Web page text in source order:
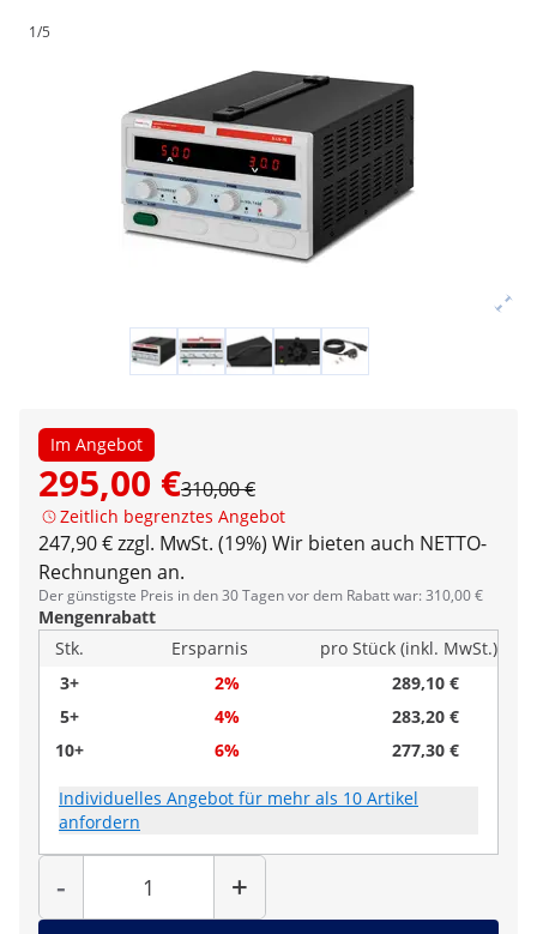
1/5
Im Angebot
295,00 €310,00 €
Zeitlich begrenztes Angebot
247,90 € zzgl. MwSt. (19%) Wir bieten auch NETTO-
Rechnungen an.
Der günstigste Preis in den 30 Tagen vor dem Rabatt war: 310,00 €
Mengenrabatt
Stk.
Ersparnis
pro Stück (inkl. MwSt.)
3+
2%
289,10 €
5+
4%
283,20 €
10+
6% 277,30 €
Individuelles Angebot für mehr als 10 Artikel
anfordern
-
Menge
+